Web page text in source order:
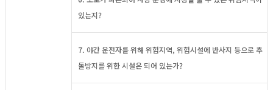
있는지?
7. 야간 운전자를 위해 위험지역, 위험시설에 반사지 등으로 추
돌방지를 위한 시설은 되어 있는가?